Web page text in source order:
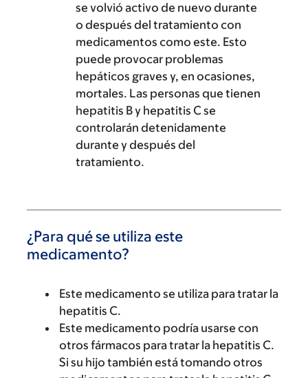
se volvió activo de nuevo durante
o después del tratamiento con
medicamentos como este. Esto
puede provocar problemas
hepáticos graves y, en ocasiones,
mortales. Las personas que tienen
hepatitis B y hepatitis C se
controlarán detenidamente
durante y después del
tratamiento.
¿Para qué se utiliza este
medicamento?
Este medicamento se utiliza para tratar la
hepatitis C.
Este medicamento podría usarse con
otros fármacos para tratar la hepatitis C.
Si su hijo también está tomando otros